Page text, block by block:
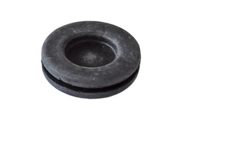
Kraftstoffsystem
Vergaser
Motor
Getriebe
Vorderachse